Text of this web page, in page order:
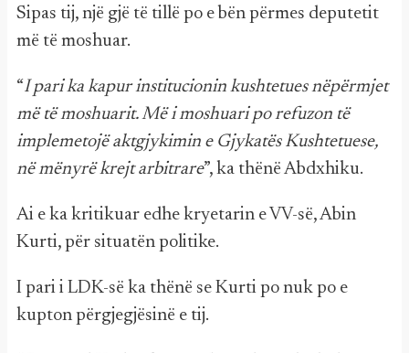
Sipas tij, një gjë të tillë po e bën përmes deputetit
më të moshuar.
“I pari ka kapur institucionin kushtetues nëpërmjet
më të moshuarit. Më i moshuari po refuzon të
implemetojë aktgjykimin e Gjykatës Kushtetuese,
në mënyrë krejt arbitrare”, ka thënë Abdxhiku.
Ai e ka kritikuar edhe kryetarin e VV-së, Abin
Kurti, për situatën politike.
I pari i LDK-së ka thënë se Kurti po nuk po e
kupton përgjegjësinë e tij.